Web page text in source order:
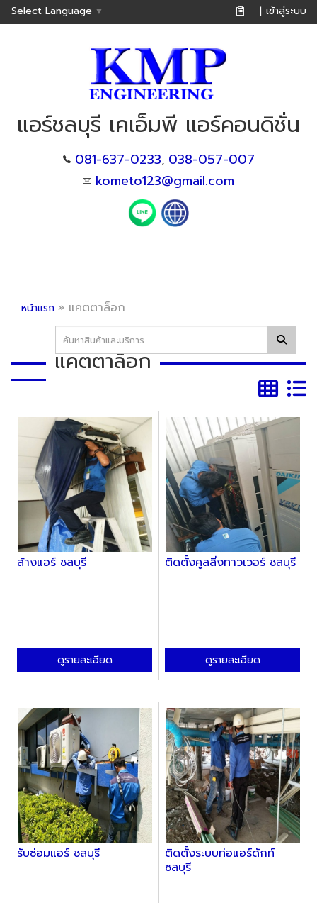
Select Language ▼ | เข้าสู่ระบบ
แอร์ชลบุรี เคเอ็มพี แอร์คอนดิชั่น
081-637-0233, 038-057-007
kometo123@gmail.com
หน้าแรก » แคตตาล็อก
แคตตาล็อก
ล้างแอร์ ชลบุรี
ดูรายละเอียด
ติดตั้งคูลลิ่งทาวเวอร์ ชลบุรี
ดูรายละเอียด
รับซ่อมแอร์ ชลบุรี
ติดตั้งระบบท่อแอร์ดักท์
ชลบุรี